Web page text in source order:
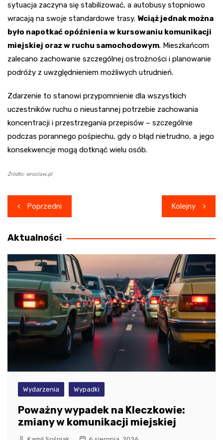
sytuacja zaczyna się stabilizować, a autobusy stopniowo
wracają na swoje standardowe trasy. Wciąż jednak można
było napotkać opóźnienia w kursowaniu komunikacji
miejskiej oraz w ruchu samochodowym. Mieszkańcom
zalecano zachowanie szczególnej ostrożności i planowanie
podróży z uwzględnieniem możliwych utrudnień.
Zdarzenie to stanowi przypomnienie dla wszystkich
uczestników ruchu o nieustannej potrzebie zachowania
koncentracji i przestrzegania przepisów – szczególnie
podczas porannego pośpiechu, gdy o błąd nietrudno, a jego
konsekwencje mogą dotknąć wielu osób.
Źródło: wroclaw.pl
Nawigacja
wpisu
Poprzedni Kolejny
Aktualności
Wydarzenia Wypadki
Poważny wypadek na Kleczkowie:
zmiany w komunikacji miejskiej